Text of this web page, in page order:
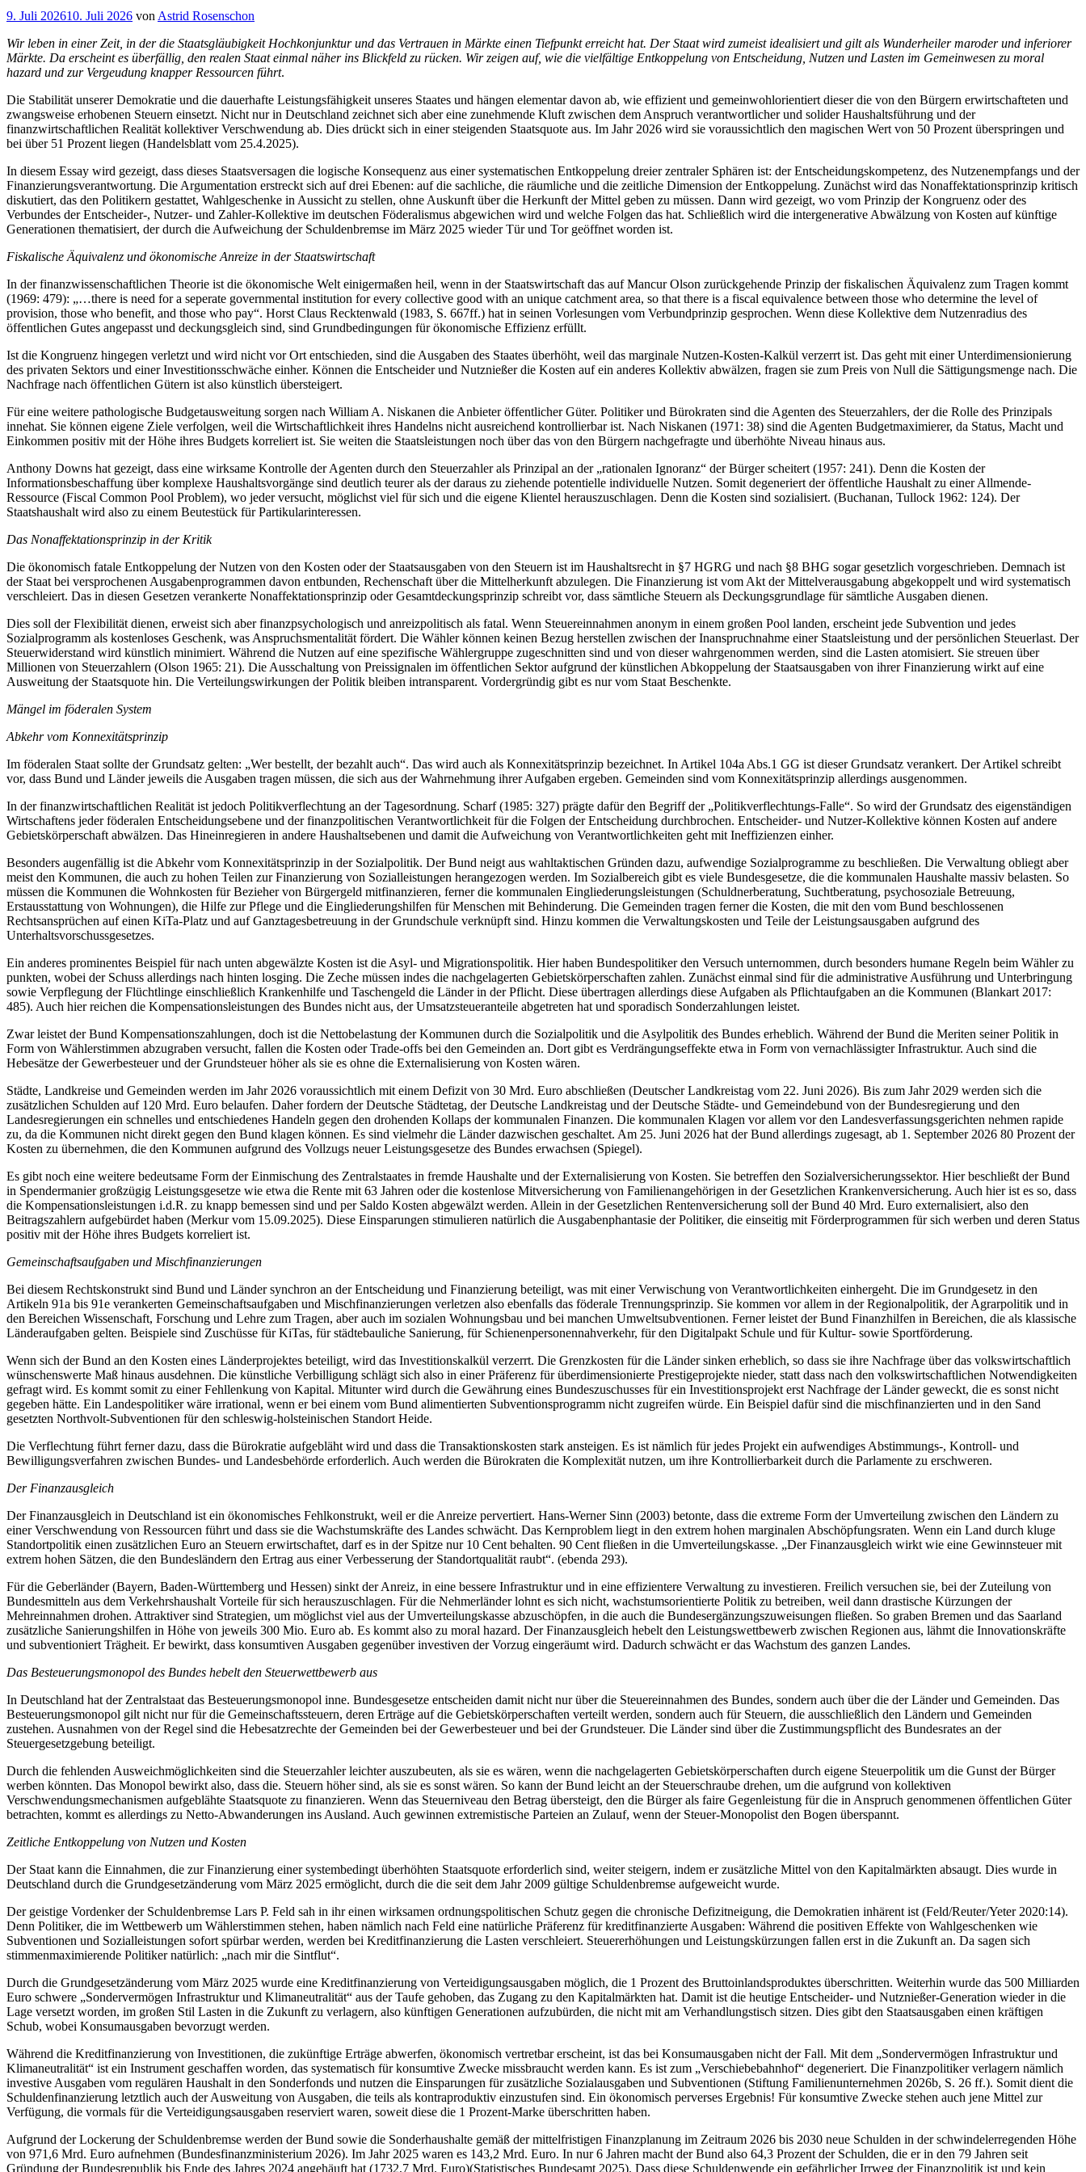
Veröffentlicht
9. Juli 202610. Juli 2026 von Astrid Rosenschon
Wir leben in einer Zeit, in der die Staatsgläubigkeit Hochkonjunktur und das Vertrauen in Märkte einen Tiefpunkt erreicht hat. Der Staat wird zumeist idealisiert und gilt als Wunderheiler maroder und inferiorer
Märkte. Da erscheint es überfällig, den realen Staat einmal näher ins Blickfeld zu rücken. Wir zeigen auf, wie die vielfältige Entkoppelung von Entscheidung, Nutzen und Lasten im Gemeinwesen zu moral
hazard und zur Vergeudung knapper Ressourcen führt.
Die Stabilität unserer Demokratie und die dauerhafte Leistungsfähigkeit unseres Staates und hängen elementar davon ab, wie effizient und gemeinwohlorientiert dieser die von den Bürgern erwirtschafteten und
zwangsweise erhobenen Steuern einsetzt. Nicht nur in Deutschland zeichnet sich aber eine zunehmende Kluft zwischen dem Anspruch verantwortlicher und solider Haushaltsführung und der
finanzwirtschaftlichen Realität kollektiver Verschwendung ab. Dies drückt sich in einer steigenden Staatsquote aus. Im Jahr 2026 wird sie voraussichtlich den magischen Wert von 50 Prozent überspringen und
bei über 51 Prozent liegen (Handelsblatt vom 25.4.2025).
In diesem Essay wird gezeigt, dass dieses Staatsversagen die logische Konsequenz aus einer systematischen Entkoppelung dreier zentraler Sphären ist: der Entscheidungskompetenz, des Nutzenempfangs und der
Finanzierungsverantwortung. Die Argumentation erstreckt sich auf drei Ebenen: auf die sachliche, die räumliche und die zeitliche Dimension der Entkoppelung. Zunächst wird das Nonaffektationsprinzip kritisch
diskutiert, das den Politikern gestattet, Wahlgeschenke in Aussicht zu stellen, ohne Auskunft über die Herkunft der Mittel geben zu müssen. Dann wird gezeigt, wo vom Prinzip der Kongruenz oder des
Verbundes der Entscheider-, Nutzer- und Zahler-Kollektive im deutschen Föderalismus abgewichen wird und welche Folgen das hat. Schließlich wird die intergenerative Abwälzung von Kosten auf künftige
Generationen thematisiert, der durch die Aufweichung der Schuldenbremse im März 2025 wieder Tür und Tor geöffnet worden ist.
Fiskalische Äquivalenz und ökonomische Anreize in der Staatswirtschaft
In der finanzwissenschaftlichen Theorie ist die ökonomische Welt einigermaßen heil, wenn in der Staatswirtschaft das auf Mancur Olson zurückgehende Prinzip der fiskalischen Äquivalenz zum Tragen kommt
(1969: 479): „…there is need for a seperate governmental institution for every collective good with an unique catchment area, so that there is a fiscal equivalence between those who determine the level of
provision, those who benefit, and those who pay“. Horst Claus Recktenwald (1983, S. 667ff.) hat in seinen Vorlesungen vom Verbundprinzip gesprochen. Wenn diese Kollektive dem Nutzenradius des
öffentlichen Gutes angepasst und deckungsgleich sind, sind Grundbedingungen für ökonomische Effizienz erfüllt.
Ist die Kongruenz hingegen verletzt und wird nicht vor Ort entschieden, sind die Ausgaben des Staates überhöht, weil das marginale Nutzen-Kosten-Kalkül verzerrt ist. Das geht mit einer Unterdimensionierung
des privaten Sektors und einer Investitionsschwäche einher. Können die Entscheider und Nutznießer die Kosten auf ein anderes Kollektiv abwälzen, fragen sie zum Preis von Null die Sättigungsmenge nach. Die
Nachfrage nach öffentlichen Gütern ist also künstlich übersteigert.
Für eine weitere pathologische Budgetausweitung sorgen nach William A. Niskanen die Anbieter öffentlicher Güter. Politiker und Bürokraten sind die Agenten des Steuerzahlers, der die Rolle des Prinzipals
innehat. Sie können eigene Ziele verfolgen, weil die Wirtschaftlichkeit ihres Handelns nicht ausreichend kontrollierbar ist. Nach Niskanen (1971: 38) sind die Agenten Budgetmaximierer, da Status, Macht und
Einkommen positiv mit der Höhe ihres Budgets korreliert ist. Sie weiten die Staatsleistungen noch über das von den Bürgern nachgefragte und überhöhte Niveau hinaus aus.
Anthony Downs hat gezeigt, dass eine wirksame Kontrolle der Agenten durch den Steuerzahler als Prinzipal an der „rationalen Ignoranz“ der Bürger scheitert (1957: 241). Denn die Kosten der
Informationsbeschaffung über komplexe Haushaltsvorgänge sind deutlich teurer als der daraus zu ziehende potentielle individuelle Nutzen. Somit degeneriert der öffentliche Haushalt zu einer Allmende-
Ressource (Fiscal Common Pool Problem), wo jeder versucht, möglichst viel für sich und die eigene Klientel herauszuschlagen. Denn die Kosten sind sozialisiert. (Buchanan, Tullock 1962: 124). Der
Staatshaushalt wird also zu einem Beutestück für Partikularinteressen.
Das Nonaffektationsprinzip in der Kritik
Die ökonomisch fatale Entkoppelung der Nutzen von den Kosten oder der Staatsausgaben von den Steuern ist im Haushaltsrecht in §7 HGRG und nach §8 BHG sogar gesetzlich vorgeschrieben. Demnach ist
der Staat bei versprochenen Ausgabenprogrammen davon entbunden, Rechenschaft über die Mittelherkunft abzulegen. Die Finanzierung ist vom Akt der Mittelverausgabung abgekoppelt und wird systematisch
verschleiert. Das in diesen Gesetzen verankerte Nonaffektationsprinzip oder Gesamtdeckungsprinzip schreibt vor, dass sämtliche Steuern als Deckungsgrundlage für sämtliche Ausgaben dienen.
Dies soll der Flexibilität dienen, erweist sich aber finanzpsychologisch und anreizpolitisch als fatal. Wenn Steuereinnahmen anonym in einem großen Pool landen, erscheint jede Subvention und jedes
Sozialprogramm als kostenloses Geschenk, was Anspruchsmentalität fördert. Die Wähler können keinen Bezug herstellen zwischen der Inanspruchnahme einer Staatsleistung und der persönlichen Steuerlast. Der
Steuerwiderstand wird künstlich minimiert. Während die Nutzen auf eine spezifische Wählergruppe zugeschnitten sind und von dieser wahrgenommen werden, sind die Lasten atomisiert. Sie streuen über
Millionen von Steuerzahlern (Olson 1965: 21). Die Ausschaltung von Preissignalen im öffentlichen Sektor aufgrund der künstlichen Abkoppelung der Staatsausgaben von ihrer Finanzierung wirkt auf eine
Ausweitung der Staatsquote hin. Die Verteilungswirkungen der Politik bleiben intransparent. Vordergründig gibt es nur vom Staat Beschenkte.
Mängel im föderalen System
Abkehr vom Konnexitätsprinzip
Im föderalen Staat sollte der Grundsatz gelten: „Wer bestellt, der bezahlt auch“. Das wird auch als Konnexitätsprinzip bezeichnet. In Artikel 104a Abs.1 GG ist dieser Grundsatz verankert. Der Artikel schreibt
vor, dass Bund und Länder jeweils die Ausgaben tragen müssen, die sich aus der Wahrnehmung ihrer Aufgaben ergeben. Gemeinden sind vom Konnexitätsprinzip allerdings ausgenommen.
In der finanzwirtschaftlichen Realität ist jedoch Politikverflechtung an der Tagesordnung. Scharf (1985: 327) prägte dafür den Begriff der „Politikverflechtungs-Falle“. So wird der Grundsatz des eigenständigen
Wirtschaftens jeder föderalen Entscheidungsebene und der finanzpolitischen Verantwortlichkeit für die Folgen der Entscheidung durchbrochen. Entscheider- und Nutzer-Kollektive können Kosten auf andere
Gebietskörperschaft abwälzen. Das Hineinregieren in andere Haushaltsebenen und damit die Aufweichung von Verantwortlichkeiten geht mit Ineffizienzen einher.
Besonders augenfällig ist die Abkehr vom Konnexitätsprinzip in der Sozialpolitik. Der Bund neigt aus wahltaktischen Gründen dazu, aufwendige Sozialprogramme zu beschließen. Die Verwaltung obliegt aber
meist den Kommunen, die auch zu hohen Teilen zur Finanzierung von Sozialleistungen herangezogen werden. Im Sozialbereich gibt es viele Bundesgesetze, die die kommunalen Haushalte massiv belasten. So
müssen die Kommunen die Wohnkosten für Bezieher von Bürgergeld mitfinanzieren, ferner die kommunalen Eingliederungsleistungen (Schuldnerberatung, Suchtberatung, psychosoziale Betreuung,
Erstausstattung von Wohnungen), die Hilfe zur Pflege und die Eingliederungshilfen für Menschen mit Behinderung. Die Gemeinden tragen ferner die Kosten, die mit den vom Bund beschlossenen
Rechtsansprüchen auf einen KiTa-Platz und auf Ganztagesbetreuung in der Grundschule verknüpft sind. Hinzu kommen die Verwaltungskosten und Teile der Leistungsausgaben aufgrund des
Unterhaltsvorschussgesetzes.
Ein anderes prominentes Beispiel für nach unten abgewälzte Kosten ist die Asyl- und Migrationspolitik. Hier haben Bundespolitiker den Versuch unternommen, durch besonders humane Regeln beim Wähler zu
punkten, wobei der Schuss allerdings nach hinten losging. Die Zeche müssen indes die nachgelagerten Gebietskörperschaften zahlen. Zunächst einmal sind für die administrative Ausführung und Unterbringung
sowie Verpflegung der Flüchtlinge einschließlich Krankenhilfe und Taschengeld die Länder in der Pflicht. Diese übertragen allerdings diese Aufgaben als Pflichtaufgaben an die Kommunen (Blankart 2017:
485). Auch hier reichen die Kompensationsleistungen des Bundes nicht aus, der Umsatzsteueranteile abgetreten hat und sporadisch Sonderzahlungen leistet.
Zwar leistet der Bund Kompensationszahlungen, doch ist die Nettobelastung der Kommunen durch die Sozialpolitik und die Asylpolitik des Bundes erheblich. Während der Bund die Meriten seiner Politik in
Form von Wählerstimmen abzugraben versucht, fallen die Kosten oder Trade-offs bei den Gemeinden an. Dort gibt es Verdrängungseffekte etwa in Form von vernachlässigter Infrastruktur. Auch sind die
Hebesätze der Gewerbesteuer und der Grundsteuer höher als sie es ohne die Externalisierung von Kosten wären.
Städte, Landkreise und Gemeinden werden im Jahr 2026 voraussichtlich mit einem Defizit von 30 Mrd. Euro abschließen (Deutscher Landkreistag vom 22. Juni 2026). Bis zum Jahr 2029 werden sich die
zusätzlichen Schulden auf 120 Mrd. Euro belaufen. Daher fordern der Deutsche Städtetag, der Deutsche Landkreistag und der Deutsche Städte- und Gemeindebund von der Bundesregierung und den
Landesregierungen ein schnelles und entschiedenes Handeln gegen den drohenden Kollaps der kommunalen Finanzen. Die kommunalen Klagen vor allem vor den Landesverfassungsgerichten nehmen rapide
zu, da die Kommunen nicht direkt gegen den Bund klagen können. Es sind vielmehr die Länder dazwischen geschaltet. Am 25. Juni 2026 hat der Bund allerdings zugesagt, ab 1. September 2026 80 Prozent der
Kosten zu übernehmen, die den Kommunen aufgrund des Vollzugs neuer Leistungsgesetze des Bundes erwachsen (Spiegel).
Es gibt noch eine weitere bedeutsame Form der Einmischung des Zentralstaates in fremde Haushalte und der Externalisierung von Kosten. Sie betreffen den Sozialversicherungssektor. Hier beschließt der Bund
in Spendermanier großzügig Leistungsgesetze wie etwa die Rente mit 63 Jahren oder die kostenlose Mitversicherung von Familienangehörigen in der Gesetzlichen Krankenversicherung. Auch hier ist es so, dass
die Kompensationsleistungen i.d.R. zu knapp bemessen sind und per Saldo Kosten abgewälzt werden. Allein in der Gesetzlichen Rentenversicherung soll der Bund 40 Mrd. Euro externalisiert, also den
Beitragszahlern aufgebürdet haben (Merkur vom 15.09.2025). Diese Einsparungen stimulieren natürlich die Ausgabenphantasie der Politiker, die einseitig mit Förderprogrammen für sich werben und deren Status
positiv mit der Höhe ihres Budgets korreliert ist.
Gemeinschaftsaufgaben und Mischfinanzierungen
Bei diesem Rechtskonstrukt sind Bund und Länder synchron an der Entscheidung und Finanzierung beteiligt, was mit einer Verwischung von Verantwortlichkeiten einhergeht. Die im Grundgesetz in den
Artikeln 91a bis 91e verankerten Gemeinschaftsaufgaben und Mischfinanzierungen verletzen also ebenfalls das föderale Trennungsprinzip. Sie kommen vor allem in der Regionalpolitik, der Agrarpolitik und in
den Bereichen Wissenschaft, Forschung und Lehre zum Tragen, aber auch im sozialen Wohnungsbau und bei manchen Umweltsubventionen. Ferner leistet der Bund Finanzhilfen in Bereichen, die als klassische
Länderaufgaben gelten. Beispiele sind Zuschüsse für KiTas, für städtebauliche Sanierung, für Schienenpersonennahverkehr, für den Digitalpakt Schule und für Kultur- sowie Sportförderung.
Wenn sich der Bund an den Kosten eines Länderprojektes beteiligt, wird das Investitionskalkül verzerrt. Die Grenzkosten für die Länder sinken erheblich, so dass sie ihre Nachfrage über das volkswirtschaftlich
wünschenswerte Maß hinaus ausdehnen. Die künstliche Verbilligung schlägt sich also in einer Präferenz für überdimensionierte Prestigeprojekte nieder, statt dass nach den volkswirtschaftlichen Notwendigkeiten
gefragt wird. Es kommt somit zu einer Fehllenkung von Kapital. Mitunter wird durch die Gewährung eines Bundeszuschusses für ein Investitionsprojekt erst Nachfrage der Länder geweckt, die es sonst nicht
gegeben hätte. Ein Landespolitiker wäre irrational, wenn er bei einem vom Bund alimentierten Subventionsprogramm nicht zugreifen würde. Ein Beispiel dafür sind die mischfinanzierten und in den Sand
gesetzten Northvolt-Subventionen für den schleswig-holsteinischen Standort Heide.
Die Verflechtung führt ferner dazu, dass die Bürokratie aufgebläht wird und dass die Transaktionskosten stark ansteigen. Es ist nämlich für jedes Projekt ein aufwendiges Abstimmungs-, Kontroll- und
Bewilligungsverfahren zwischen Bundes- und Landesbehörde erforderlich. Auch werden die Bürokraten die Komplexität nutzen, um ihre Kontrollierbarkeit durch die Parlamente zu erschweren.
Der Finanzausgleich
Der Finanzausgleich in Deutschland ist ein ökonomisches Fehlkonstrukt, weil er die Anreize pervertiert. Hans-Werner Sinn (2003) betonte, dass die extreme Form der Umverteilung zwischen den Ländern zu
einer Verschwendung von Ressourcen führt und dass sie die Wachstumskräfte des Landes schwächt. Das Kernproblem liegt in den extrem hohen marginalen Abschöpfungsraten. Wenn ein Land durch kluge
Standortpolitik einen zusätzlichen Euro an Steuern erwirtschaftet, darf es in der Spitze nur 10 Cent behalten. 90 Cent fließen in die Umverteilungskasse. „Der Finanzausgleich wirkt wie eine Gewinnsteuer mit
extrem hohen Sätzen, die den Bundesländern den Ertrag aus einer Verbesserung der Standortqualität raubt“. (ebenda 293).
Für die Geberländer (Bayern, Baden-Württemberg und Hessen) sinkt der Anreiz, in eine bessere Infrastruktur und in eine effizientere Verwaltung zu investieren. Freilich versuchen sie, bei der Zuteilung von
Bundesmitteln aus dem Verkehrshaushalt Vorteile für sich herauszuschlagen. Für die Nehmerländer lohnt es sich nicht, wachstumsorientierte Politik zu betreiben, weil dann drastische Kürzungen der
Mehreinnahmen drohen. Attraktiver sind Strategien, um möglichst viel aus der Umverteilungskasse abzuschöpfen, in die auch die Bundesergänzungszuweisungen fließen. So graben Bremen und das Saarland
zusätzliche Sanierungshilfen in Höhe von jeweils 300 Mio. Euro ab. Es kommt also zu moral hazard. Der Finanzausgleich hebelt den Leistungswettbewerb zwischen Regionen aus, lähmt die Innovationskräfte
und subventioniert Trägheit. Er bewirkt, dass konsumtiven Ausgaben gegenüber investiven der Vorzug eingeräumt wird. Dadurch schwächt er das Wachstum des ganzen Landes.
Das Besteuerungsmonopol des Bundes hebelt den Steuerwettbewerb aus
In Deutschland hat der Zentralstaat das Besteuerungsmonopol inne. Bundesgesetze entscheiden damit nicht nur über die Steuereinnahmen des Bundes, sondern auch über die der Länder und Gemeinden. Das
Besteuerungsmonopol gilt nicht nur für die Gemeinschaftssteuern, deren Erträge auf die Gebietskörperschaften verteilt werden, sondern auch für Steuern, die ausschließlich den Ländern und Gemeinden
zustehen. Ausnahmen von der Regel sind die Hebesatzrechte der Gemeinden bei der Gewerbesteuer und bei der Grundsteuer. Die Länder sind über die Zustimmungspflicht des Bundesrates an der
Steuergesetzgebung beteiligt.
Durch die fehlenden Ausweichmöglichkeiten sind die Steuerzahler leichter auszubeuten, als sie es wären, wenn die nachgelagerten Gebietskörperschaften durch eigene Steuerpolitik um die Gunst der Bürger
werben könnten. Das Monopol bewirkt also, dass die. Steuern höher sind, als sie es sonst wären. So kann der Bund leicht an der Steuerschraube drehen, um die aufgrund von kollektiven
Verschwendungsmechanismen aufgeblähte Staatsquote zu finanzieren. Wenn das Steuerniveau den Betrag übersteigt, den die Bürger als faire Gegenleistung für die in Anspruch genommenen öffentlichen Güter
betrachten, kommt es allerdings zu Netto-Abwanderungen ins Ausland. Auch gewinnen extremistische Parteien an Zulauf, wenn der Steuer-Monopolist den Bogen überspannt.
Zeitliche Entkoppelung von Nutzen und Kosten
Der Staat kann die Einnahmen, die zur Finanzierung einer systembedingt überhöhten Staatsquote erforderlich sind, weiter steigern, indem er zusätzliche Mittel von den Kapitalmärkten absaugt. Dies wurde in
Deutschland durch die Grundgesetzänderung vom März 2025 ermöglicht, durch die die seit dem Jahr 2009 gültige Schuldenbremse aufgeweicht wurde.
Der geistige Vordenker der Schuldenbremse Lars P. Feld sah in ihr einen wirksamen ordnungspolitischen Schutz gegen die chronische Defizitneigung, die Demokratien inhärent ist (Feld/Reuter/Yeter 2020:14).
Denn Politiker, die im Wettbewerb um Wählerstimmen stehen, haben nämlich nach Feld eine natürliche Präferenz für kreditfinanzierte Ausgaben: Während die positiven Effekte von Wahlgeschenken wie
Subventionen und Sozialleistungen sofort spürbar werden, werden bei Kreditfinanzierung die Lasten verschleiert. Steuererhöhungen und Leistungskürzungen fallen erst in die Zukunft an. Da sagen sich
stimmenmaximierende Politiker natürlich: „nach mir die Sintflut“.
Durch die Grundgesetzänderung vom März 2025 wurde eine Kreditfinanzierung von Verteidigungsausgaben möglich, die 1 Prozent des Bruttoinlandsproduktes überschritten. Weiterhin wurde das 500 Milliarden
Euro schwere „Sondervermögen Infrastruktur und Klimaneutralität“ aus der Taufe gehoben, das Zugang zu den Kapitalmärkten hat. Damit ist die heutige Entscheider- und Nutznießer-Generation wieder in die
Lage versetzt worden, im großen Stil Lasten in die Zukunft zu verlagern, also künftigen Generationen aufzubürden, die nicht mit am Verhandlungstisch sitzen. Dies gibt den Staatsausgaben einen kräftigen
Schub, wobei Konsumausgaben bevorzugt werden.
Während die Kreditfinanzierung von Investitionen, die zukünftige Erträge abwerfen, ökonomisch vertretbar erscheint, ist das bei Konsumausgaben nicht der Fall. Mit dem „Sondervermögen Infrastruktur und
Klimaneutralität“ ist ein Instrument geschaffen worden, das systematisch für konsumtive Zwecke missbraucht werden kann. Es ist zum „Verschiebebahnhof“ degeneriert. Die Finanzpolitiker verlagern nämlich
investive Ausgaben vom regulären Haushalt in den Sonderfonds und nutzen die Einsparungen für zusätzliche Sozialausgaben und Subventionen (Stiftung Familienunternehmen 2026b, S. 26 ff.). Somit dient die
Schuldenfinanzierung letztlich auch der Ausweitung von Ausgaben, die teils als kontraproduktiv einzustufen sind. Ein ökonomisch perverses Ergebnis! Für konsumtive Zwecke stehen auch jene Mittel zur
Verfügung, die vormals für die Verteidigungsausgaben reserviert waren, soweit diese die 1 Prozent-Marke überschritten haben.
Aufgrund der Lockerung der Schuldenbremse werden der Bund sowie die Sonderhaushalte gemäß der mittelfristigen Finanzplanung im Zeitraum 2026 bis 2030 neue Schulden in der schwindelerregenden Höhe
von 971,6 Mrd. Euro aufnehmen (Bundesfinanzministerium 2026). Im Jahr 2025 waren es 143,2 Mrd. Euro. In nur 6 Jahren macht der Bund also 64,3 Prozent der Schulden, die er in den 79 Jahren seit
Gründung der Bundesrepublik bis Ende des Jahres 2024 angehäuft hat (1732,7 Mrd. Euro)(Statistisches Bundesamt 2025). Dass diese Schuldenwende ein gefährlicher Irrweg der Finanzpolitik ist und kein